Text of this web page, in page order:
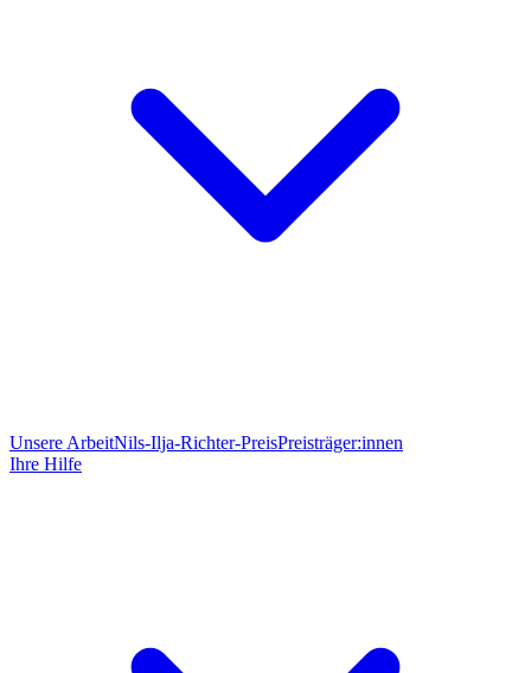
Unsere ArbeitNils-Ilja-Richter-PreisPreisträger:innen
Ihre Hilfe